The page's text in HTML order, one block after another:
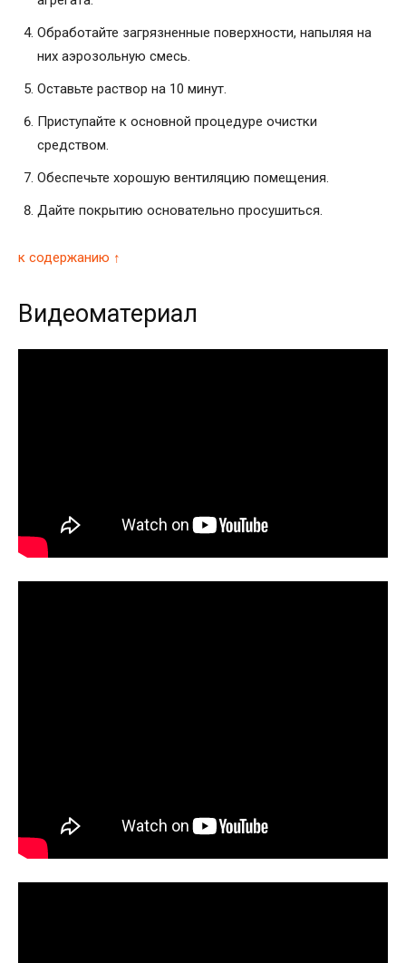
Обработайте загрязненные поверхности, напыляя на
них аэрозольную смесь.
Оставьте раствор на 10 минут.
Приступайте к основной процедуре очистки
средством.
Обеспечьте хорошую вентиляцию помещения.
Дайте покрытию основательно просушиться.
к содержанию ↑
Видеоматериал